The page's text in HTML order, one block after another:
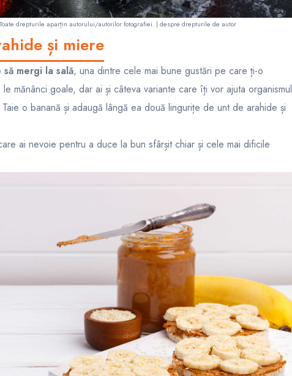
drepturile aparțin autorului/autorilor fotografiei. | despre drepturile de autor
și miere
mergi la sală, una dintre cele mai bune gustări pe care ți-o
mănânci goale, dar ai și câteva variante care îți vor ajuta organismul
o banană și adaugă lângă ea două lingurițe de unt de arahide și
ai nevoie pentru a duce la bun sfârșit chiar și cele mai dificile